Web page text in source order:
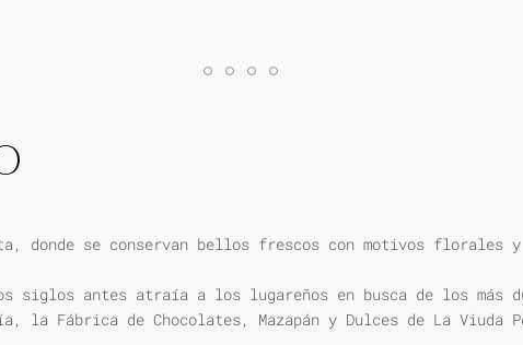
donde se conservan bellos frescos con motivos
siglos antes atraía a los lugareños en busca de los más
la Fábrica de Chocolates, Mazapán y Dulces de La